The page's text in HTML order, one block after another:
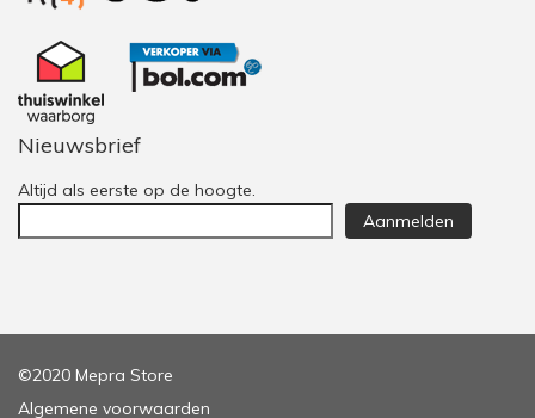
Nieuwsbrief
Altijd als eerste op de hoogte.
Aanmelden
©2020 Mepra Store
Algemene voorwaarden